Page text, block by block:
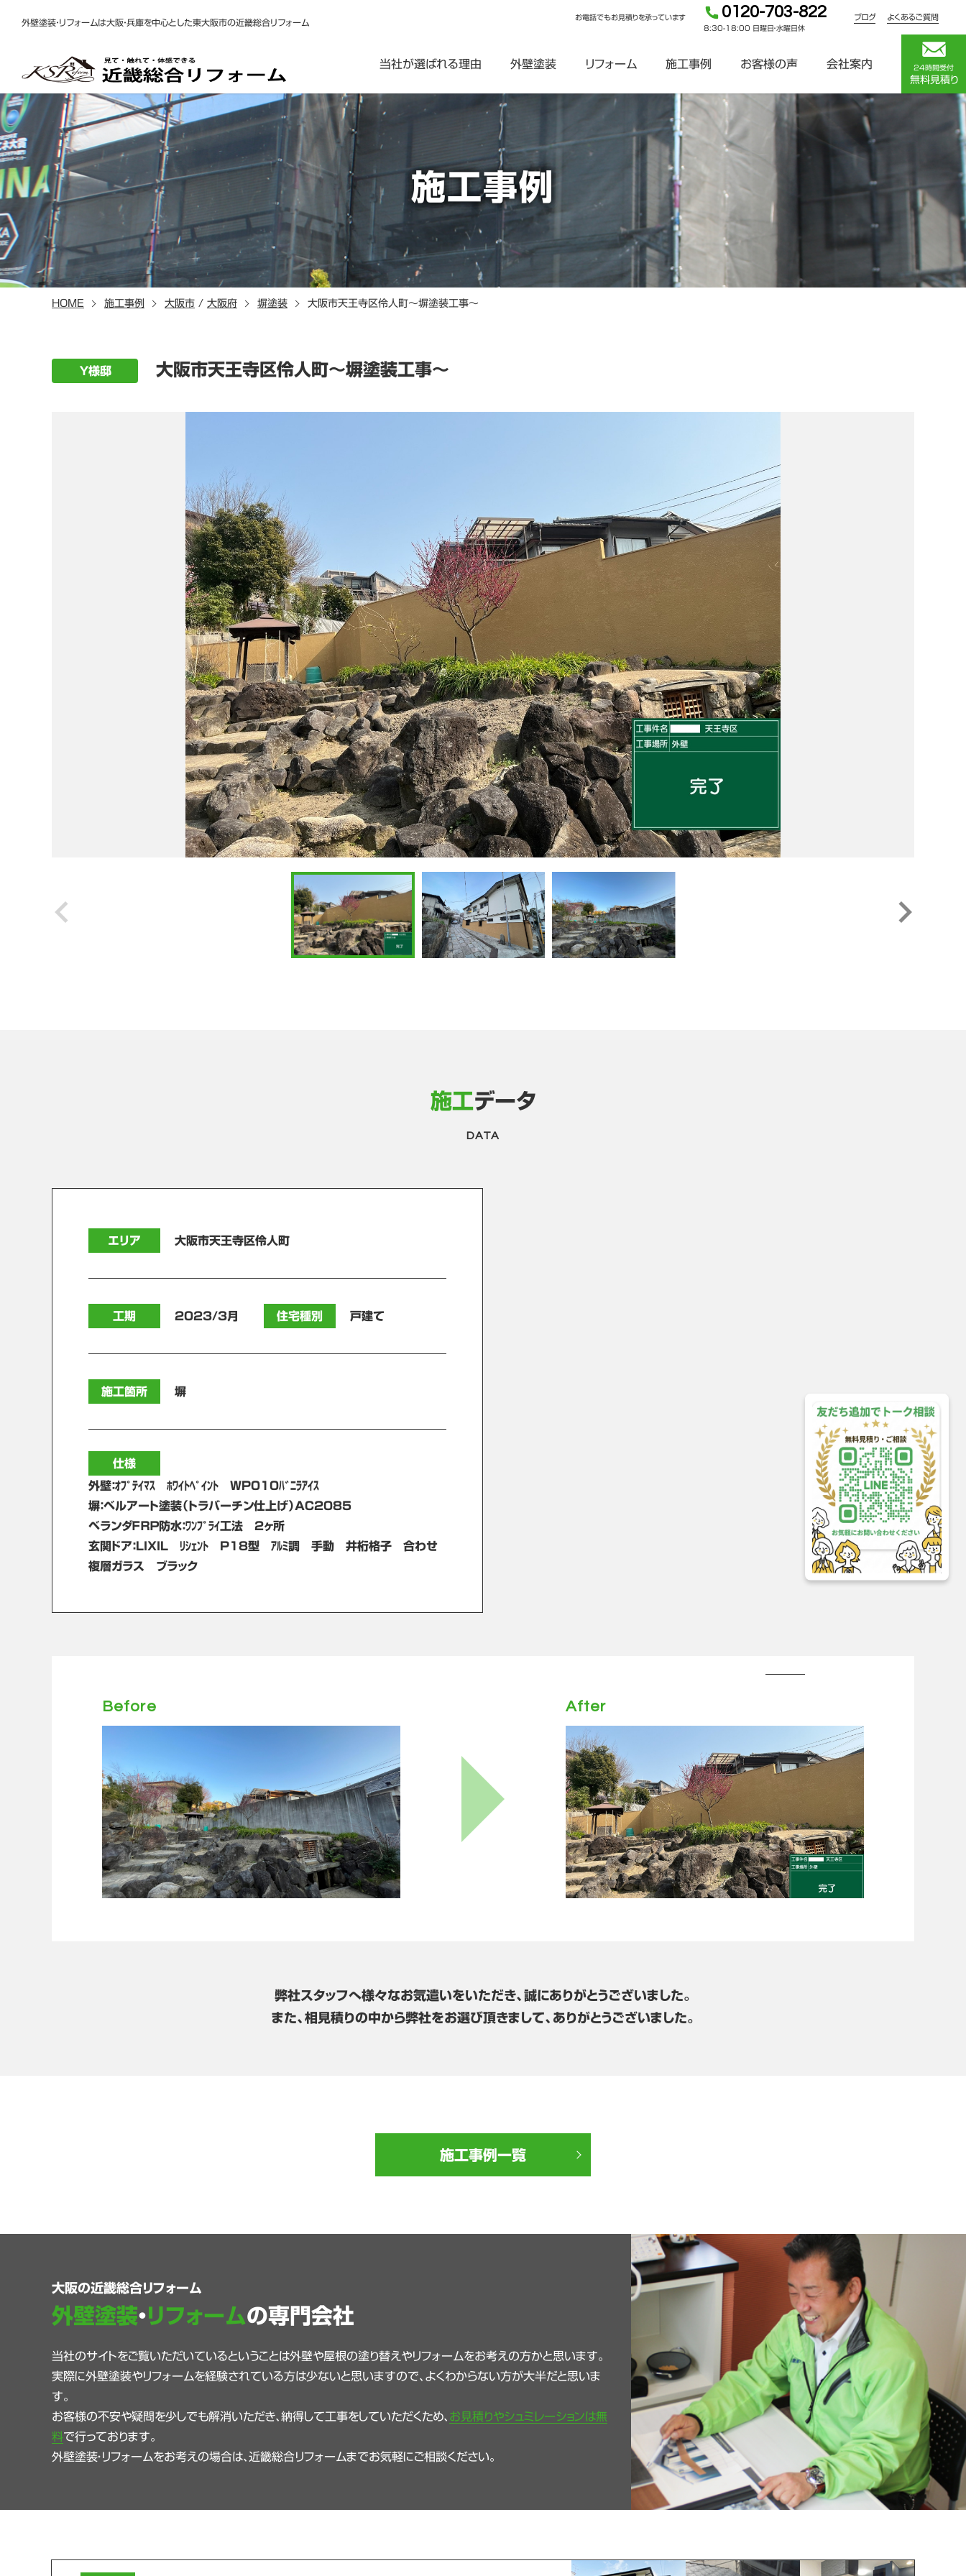
外壁塗装・リフォームは大阪・兵庫を中心とした東大阪市の近畿総合リフォーム
お電話でもお見積りを承っています 0120-703-822
8:30-18:00 日曜日・水曜日休
ブログ よくあるご質問
当社が選ばれる理由 外壁塗装 リフォーム 施工事例 お客様の声 会社案内 24時間受付
無料見積り
施工事例
HOME 施工事例 大阪市 / 大阪府 塀塗装 大阪市天王寺区伶人町～塀塗装工事～
Ｙ様邸 大阪市天王寺区伶人町～塀塗装工事～
施工データ
DATA
エリア 大阪市天王寺区伶人町
工期 2023/3月 住宅種別 戸建て
施工箇所 塀
仕様
外壁：ｵﾌﾟﾃｲﾏｽ ﾎﾜｲﾄﾍﾟｲﾝﾄ WP010ﾊﾞﾆﾗｱｲｽ
塀：ベルアート塗装（トラバーチン仕上げ）AC2085
ベランダＦＲＰ防水：ﾜﾝﾌﾟﾗｲ工法 2ヶ所
玄関ドア：LIXIL ﾘｼｪﾝﾄ P18型 ｱﾙﾐ調 手動 井桁格子 合わせ
複層ガラス ブラック
Before After
弊社スタッフへ様々なお気遣いをいただき、誠にありがとうございました。
また、相見積りの中から弊社をお選び頂きまして、ありがとうございました。
施工事例一覧
大阪の近畿総合リフォーム
外壁塗装・リフォームの専門会社
当社のサイトをご覧いただいているということは外壁や屋根の塗り替えやリフォームをお考えの方かと思います。
実際に外壁塗装やリフォームを経験されている方は少ないと思いますので、よくわからない方が大半だと思いま
す。
お客様の不安や疑問を少しでも解消いただき、納得して工事をしていただくため、 お見積りやシュミレーションは無
料で行っております。
外壁塗装・リフォームをお考えの場合は、近畿総合リフォームまでお気軽にご相談ください。